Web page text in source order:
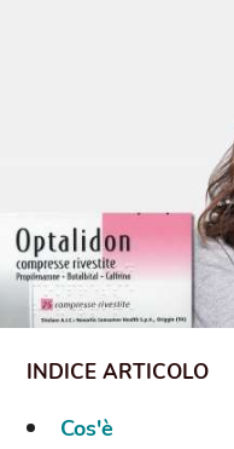
Cos'è